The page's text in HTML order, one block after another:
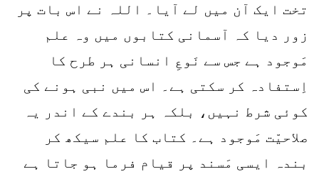
تخت ایک آن میں لے آیا۔ اللہ نے اس بات پر
زور دیا کہ آسمانی کتابوں میں وہ علم
مَوجود ہے جس سے نَوعِ انسانی ہر طرح کا
اِستفادہ کر سکتی ہے۔ اس میں نبی ہونے کی
کوئی شرط نہیں، بلکہ ہر بندے کے اندر یہ
صلاحیّت مَوجود ہے۔ کتاب کا علم سیکھ کر
بندہ ایسی مَسند پر قیام فرما ہو جاتا ہے